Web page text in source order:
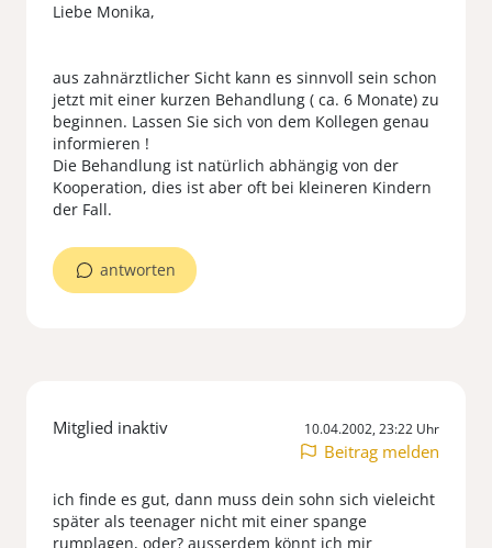
Liebe Monika,
aus zahnärztlicher Sicht kann es sinnvoll sein schon
jetzt mit einer kurzen Behandlung ( ca. 6 Monate) zu
beginnen. Lassen Sie sich von dem Kollegen genau
informieren !
Die Behandlung ist natürlich abhängig von der
Kooperation, dies ist aber oft bei kleineren Kindern
antworten
Mitglied inaktiv 10.04.2002, 23:22 Uhr
Beitrag melden
ich finde es gut, dann muss dein sohn sich vieleicht
später als teenager nicht mit einer spange
rumplagen, oder? ausserdem könnt ich mir